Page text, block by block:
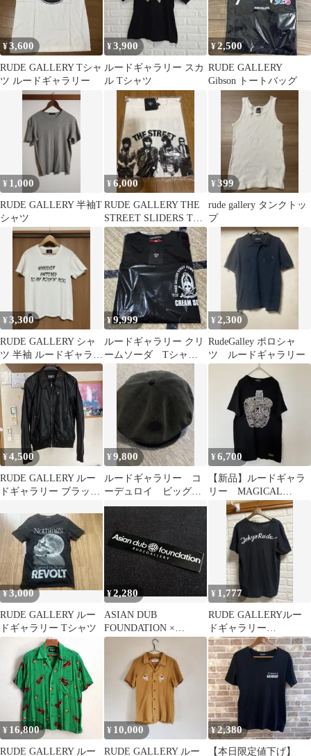
¥3,600
RUDE GALLERY Tシャ
ツ ルードギャラリー
¥3,900
ルードギャラリー スカ
ル Tシャツ
¥2,500
RUDE GALLERY
Gibson トートバッグ
¥ 1,000
RUDE GALLERY 半袖T
シャツ
¥6,000
RUDE GALLERY THE
STREET SLIDERS Tシ
ャツ
¥399
rude gallery タンクトッ
プ
¥3,300
RUDE GALLERY シャ
ツ 半袖 ルードギャラリ
ー BLACK REBEL
¥9,999
ルードギャラリー クリ
ームソーダ Tシャ
ツ Sサイズ
¥ 2,300
RudeGalley ポロシャ
ツ ルードギャラリー
¥4,500
RUDE GALLERY ルー
ドギャラリー ブラック
¥9,800
ルードギャラリー コ
ーデュロイ ビッグキ
ャスケット
¥6,700
【新品】ルードギャラ
リー MAGICAL
DESIGN スカル Tシ
ャツ 黒 4
¥3,000
RUDE GALLERY ルー
ドギャラリー Tシャツ
¥2,280
ASIAN DUB
FOUNDATION ×
RUDEGALLERY ステッ
¥ 1,777
RUDE GALLERYルー
ドギャラリー
TokyoRude胸ポケットT
シャツ3
¥ 16,800
RUDE GALLERY ルー
¥ 10,000
RUDE GALLERY ルー
¥2,380
【本日限定値下げ】